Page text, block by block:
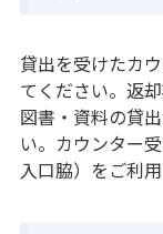
貸出を受けたカ
てください。返
図書・資料の貸
い。カウンター
入口脇）をご利用